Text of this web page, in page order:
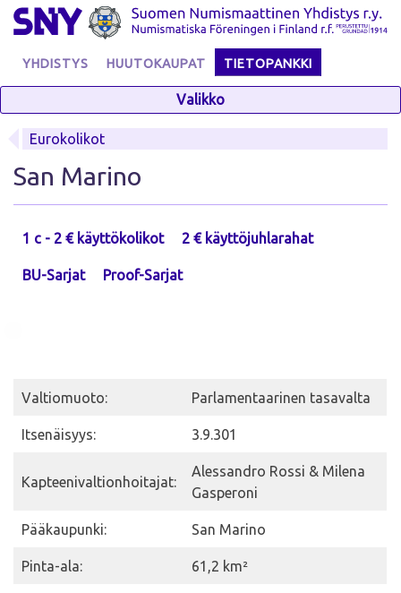
Skip
YHDISTYS HUUTOKAUPAT TIETOPANKKI
Valikko
Eurokolikot
San Marino
1 c - 2 € käyttökolikot 2 € käyttöjuhlarahat
BU-Sarjat Proof-Sarjat
Valtiomuoto: Parlamentaarinen tasavalta
Itsenäisyys: 3.9.301
Kapteenivaltionhoitajat:
Alessandro Rossi & Milena
Gasperoni
Pääkaupunki: San Marino
Pinta-ala: 61,2 km²